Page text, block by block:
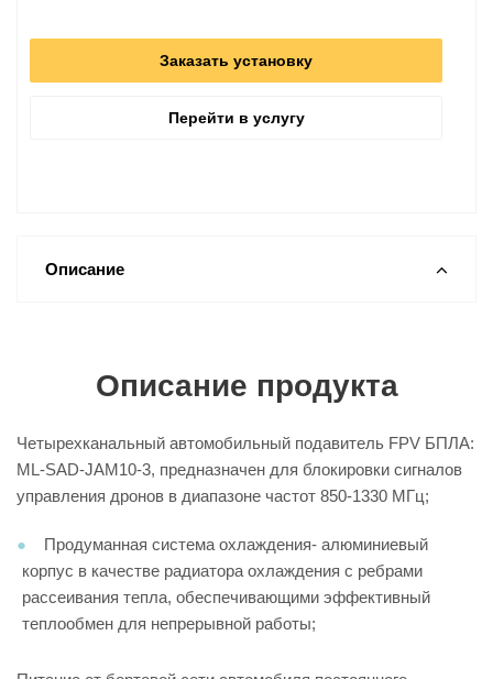
Заказать установку
Перейти в услугу
Описание
Описание продукта
Четырехканальный автомобильный подавитель FPV БПЛА:
ML-SAD-JAM10-3, предназначен для блокировки сигналов
управления дронов в диапазоне частот 850-1330 МГц;
Продуманная система охлаждения- алюминиевый
корпус в качестве радиатора охлаждения с ребрами
рассеивания тепла, обеспечивающими эффективный
теплообмен для непрерывной работы;